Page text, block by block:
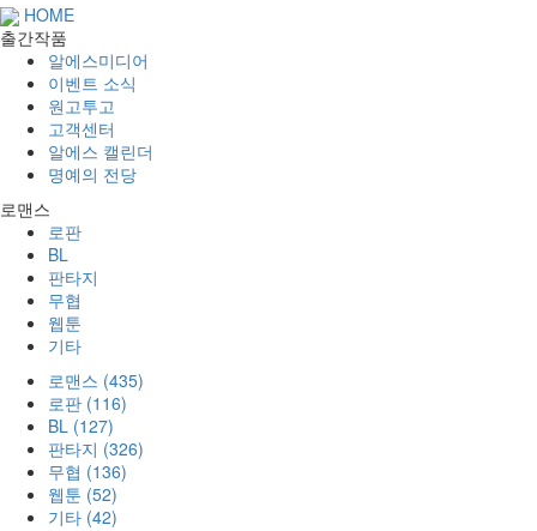
HOME
출간작품
알에스미디어
이벤트 소식
원고투고
고객센터
알에스 캘린더
명예의 전당
로맨스
로판
BL
판타지
무협
웹툰
기타
로맨스 (435)
로판 (116)
BL (127)
판타지 (326)
무협 (136)
웹툰 (52)
기타 (42)